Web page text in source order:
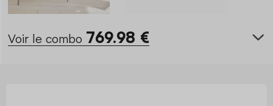
Voir le combo 769.98 €